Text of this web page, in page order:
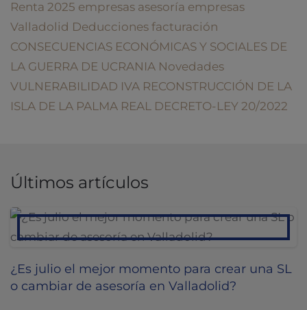
Renta 2025 empresas asesoría empresas
Valladolid Deducciones facturación
CONSECUENCIAS ECONÓMICAS Y SOCIALES DE
LA GUERRA DE UCRANIA Novedades
VULNERABILIDAD IVA RECONSTRUCCIÓN DE LA
ISLA DE LA PALMA REAL DECRETO-LEY 20/2022
Últimos artículos
¿Es julio el mejor momento para crear una SL
o cambiar de asesoría en Valladolid?